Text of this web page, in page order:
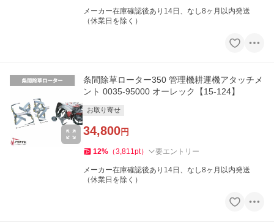
メーカー在庫確認後あり14日、なし8ヶ月以内発送
（休業日を除く）
条間除草ローター350 管理機耕運機アタッチメ
ント 0035-95000 オーレック【15-124】
お取り寄せ
34,800円
12% （3,811pt） 要エントリー
メーカー在庫確認後あり14日、なし8ヶ月以内発送
（休業日を除く）